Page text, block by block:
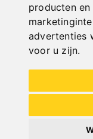
producten
advertenties
voor u zijn.